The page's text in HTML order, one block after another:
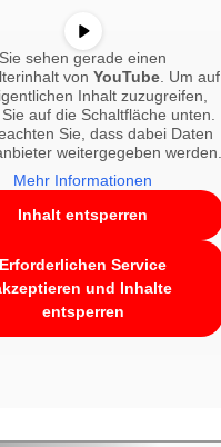
Sie sehen gerade einen
von YouTube. Um auf
Inhalt zuzugreifen,
auf die Schaltfläche unten.
Sie, dass dabei Daten
weitergegeben werden.
Mehr Informationen
Inhalt entsperren
Erforderlichen Service
und Inhalte
entsperren